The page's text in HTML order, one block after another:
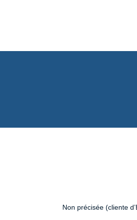
Non précisée (cliente